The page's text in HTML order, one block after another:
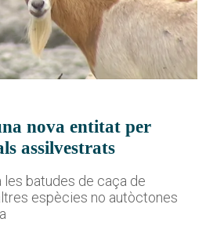
nova entitat per
assilvestrats
les batudes de caça de
espècies no autòctones